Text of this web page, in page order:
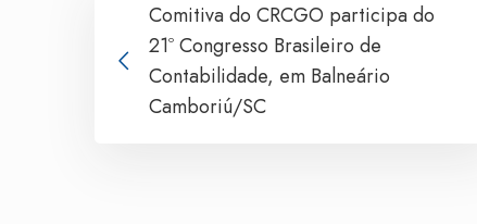
Comitiva do CRCGO participa do
21º Congresso Brasileiro de
Contabilidade, em Balneário
Camboriú/SC